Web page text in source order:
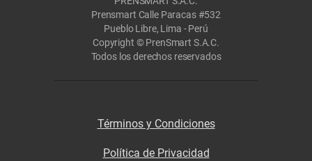
Prensmart Calle Paracas #532
Pueblo Libre, Lima - Perú
Copyright © PrenSmart S.A.C.
Todos los derechos reservados
Términos y Condiciones
Política de Privacidad